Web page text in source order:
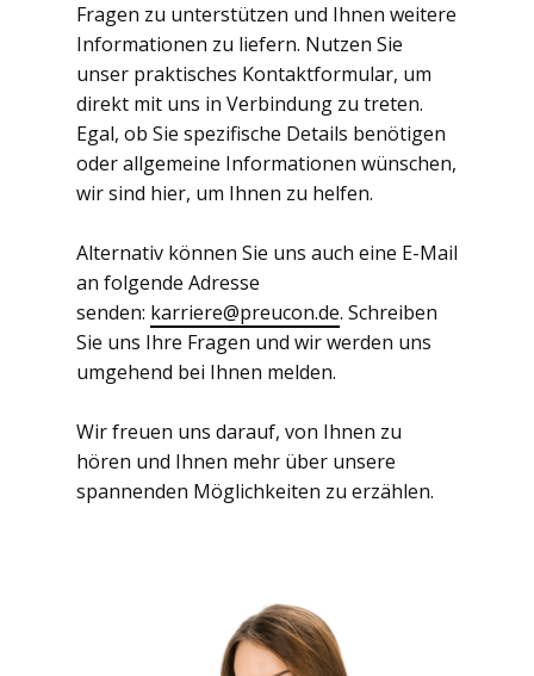
Fragen zu unterstützen und Ihnen weitere
Informationen zu liefern. Nutzen Sie
unser praktisches Kontaktformular, um
direkt mit uns in Verbindung zu treten.
Egal, ob Sie spezifische Details benötigen
oder allgemeine Informationen wünschen,
wir sind hier, um Ihnen zu helfen.
Alternativ können Sie uns auch eine E-Mail
an folgende Adresse
senden: karriere@preucon.de. Schreiben
Sie uns Ihre Fragen und wir werden uns
umgehend bei Ihnen melden.
Wir freuen uns darauf, von Ihnen zu
hören und Ihnen mehr über unsere
spannenden Möglichkeiten zu erzählen.